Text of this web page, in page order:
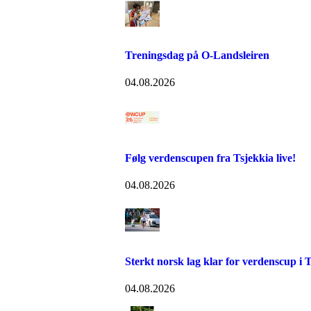
Treningsdag på O-Landsleiren
04.08.2026
Følg verdenscupen fra Tsjekkia live!
04.08.2026
Sterkt norsk lag klar for verdenscup i
04.08.2026